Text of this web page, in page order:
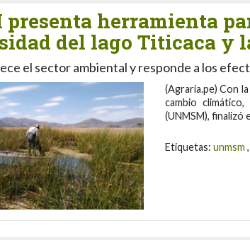
presenta herramienta
del lago Titicaca y
el sector ambiental y responde a los
(Agraria.pe) Con
cambio
(UNMSM), finalizó
Etiquetas: unmsm ,